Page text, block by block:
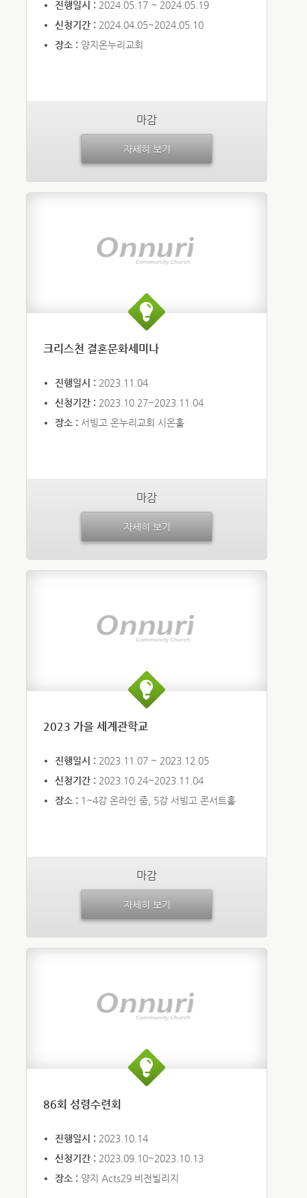
진행일시 : 2024.05.17 ~ 2024.05.19
신청기간 : 2024.04.05~2024.05.10
장소 : 양지온누리교회
마감
자세히 보기
크리스천 결혼문화세미나
진행일시 : 2023.11.04
신청기간 : 2023.10.27~2023.11.04
장소 : 서빙고 온누리교회 시온홀
마감
자세히 보기
2023 가을 세계관학교
진행일시 : 2023.11.07 ~ 2023.12.05
신청기간 : 2023.10.24~2023.11.04
장소 : 1~4강 온라인 줌, 5강 서빙고 콘서트홀
마감
자세히 보기
86회 성령수련회
진행일시 : 2023.10.14
신청기간 : 2023.09.10~2023.10.13
장소 : 양지 Acts29 비전빌리지